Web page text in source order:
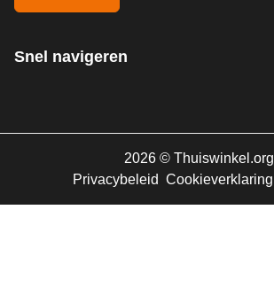
Snel navigeren
2026 ©Thuiswinkel.org
Privacybeleid Cookieverklaring